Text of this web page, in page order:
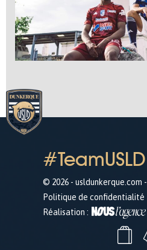
#TeamUSLD
© 2026 - usldunkerque.com -
Politique de confidentialité
Réalisation :